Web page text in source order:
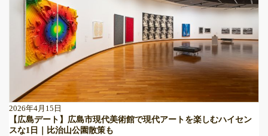
2026年4月15日
【広島デート】広島市現代美術館で現代アートを楽しむハイセン
スな1日｜比治山公園散策も